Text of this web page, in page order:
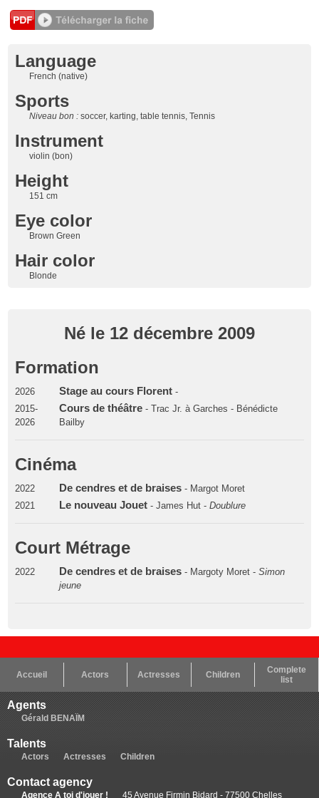
Language
French (native)
Sports
Niveau bon :soccer, karting, table tennis, Tennis
Instrument
violin (bon)
Height
151 cm
Eye color
Brown Green
Hair color
Blonde
Né le 12 décembre 2009
Formation
2026 Stage au cours Florent-
2015-
2026
Cours de théâtre - Trac Jr. à Garches - Bénédicte
Bailby
Cinéma
2022 De cendres et de braises- Margot Moret
2021
Le nouveau Jouet- James Hut - Doublure
Court Métrage
2022 De cendres et de braises- Margoty Moret - Simon
jeune
Accueil Actors Actresses Children
Complete
list
Agents
Gérald BENAÏM
Talents
Actors Actresses Children
Contact agency
Agence A toi d'jouer ! 45 Avenue Firmin Bidard - 77500 Chelles